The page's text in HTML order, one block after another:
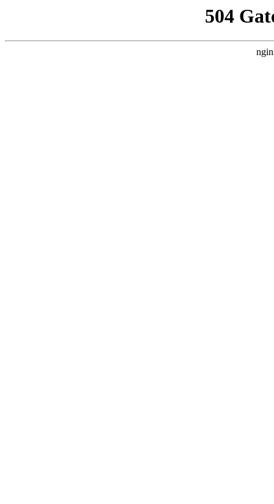
504